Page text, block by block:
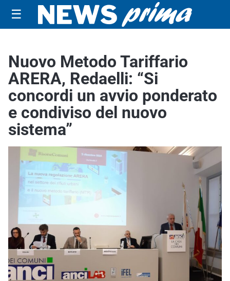
☰
Nuovo Metodo Tariffario
ARERA, Redaelli: “Si
concordi un avvio ponderato
e condiviso del nuovo
sistema”